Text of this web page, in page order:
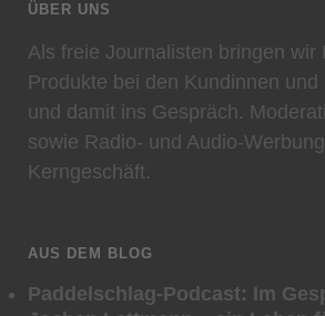
ÜBER UNS
Als freie Journalisten bringen wir
Produkte bei den Kundinnen
und damit ins Gespräch.
sowie Radio- und Audio-
Kerngeschäft.
AUS DEM BLOG
Paddelschlag-Podcast: Im